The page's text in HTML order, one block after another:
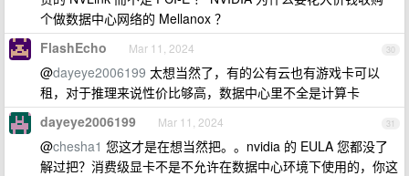
个做数据中心网络的 Mellanox ？
30
FlashEcho Mar 11, 2024
@dayeye2006199 太想当然了，有的公有云也有游戏卡可以
租，对于推理来说性价比够高，数据中心里不全是计算卡
31
dayeye2006199 Mar 11, 2024
@chesha1 您这才是在想当然把。。nvidia 的 EULA 您都没了
解过把？消费级显卡不是不允许在数据中心环境下使用的，你这